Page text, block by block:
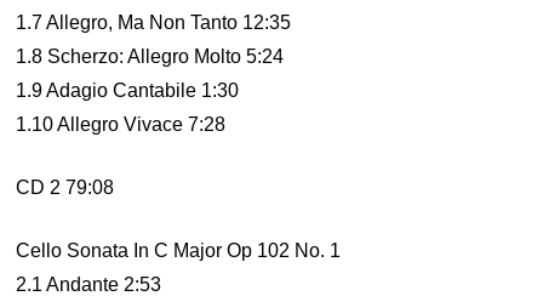
1.7 Allegro, Ma Non Tanto 12:35
1.8 Scherzo: Allegro Molto 5:24
1.9 Adagio Cantabile 1:30
1.10 Allegro Vivace 7:28
CD 2 79:08
Cello Sonata In C Major Op 102 No. 1
2.1 Andante 2:53